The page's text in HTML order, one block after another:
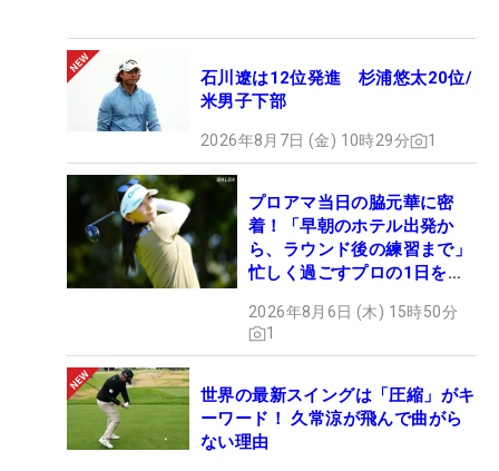
石川遼は12位発進 杉浦悠太20位/
米男子下部
2026年8月7日 (金) 10時29分 1
プロアマ当日の脇元華に密
着！「早朝のホテル出発か
ら、ラウンド後の練習まで」
忙しく過ごすプロの1日を公
2026年8月6日 (木) 15時50分
1
世界の最新スイングは「圧縮」がキ
ーワード！ 久常涼が飛んで曲がら
ない理由